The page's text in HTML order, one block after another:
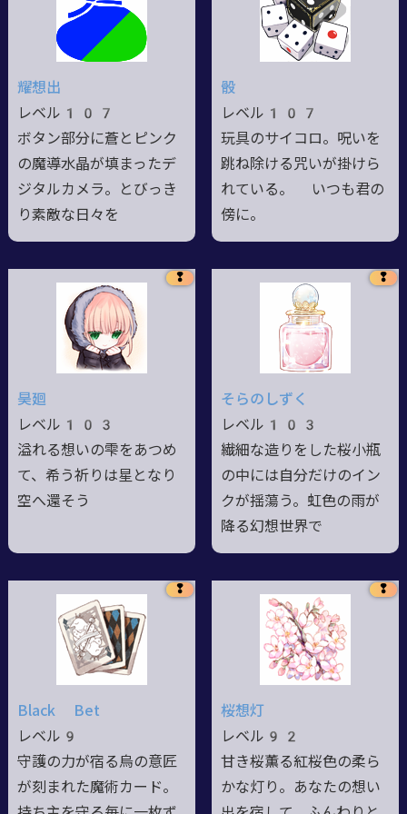
耀想出
レベル107
ボタン部分に蒼とピンク
の魔導水晶が填まったデ
ジタルカメラ。とびっき
り素敵な日々を
骰
レベル107
玩具のサイコロ。呪いを
跳ね除ける咒いが掛けら
れている。 いつも君の
傍に。
❢
昊廻
レベル103
溢れる想いの雫をあつめ
て、希う祈りは星となり
空へ還そう
❢
そらのしずく
レベル103
繊細な造りをした桜小瓶
の中には自分だけのイン
クが揺蕩う。虹色の雨が
降る幻想世界で
❢
Black Bet
レベル9
守護の力が宿る烏の意匠
が刻まれた魔術カード。
❢
桜想灯
レベル92
甘き桜薫る紅桜色の柔ら
かな灯り。あなたの想い